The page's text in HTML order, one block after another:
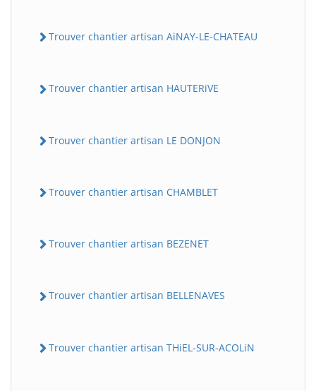
Trouver chantier artisan AiNAY-LE-CHATEAU
Trouver chantier artisan HAUTERiVE
Trouver chantier artisan LE DONJON
Trouver chantier artisan CHAMBLET
Trouver chantier artisan BEZENET
Trouver chantier artisan BELLENAVES
Trouver chantier artisan THiEL-SUR-ACOLiN